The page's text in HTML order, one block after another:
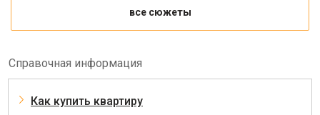
все сюжеты
Справочная информация
Как купить квартиру